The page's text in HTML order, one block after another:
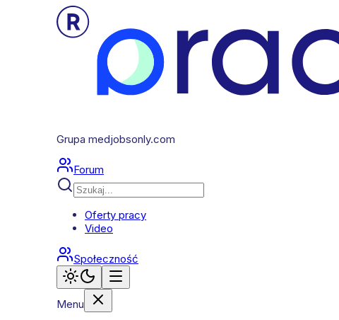
Grupa medjobsonly.com
Forum
Oferty pracy
Video
Społeczność
Menu